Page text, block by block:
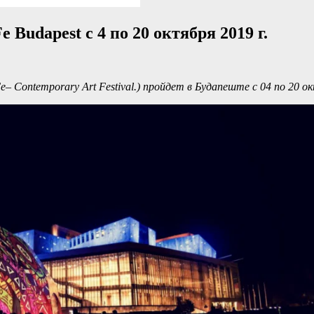
Budapest с 4 по 20 октября 2019 г.
Contemporary Art Festival.) пройдет в Будапеште с 04 по 20